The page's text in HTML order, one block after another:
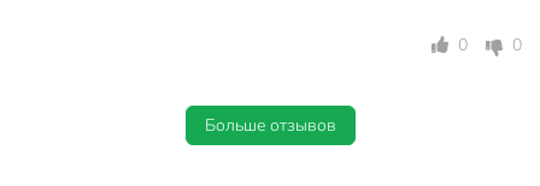
0 0
Больше отзывов